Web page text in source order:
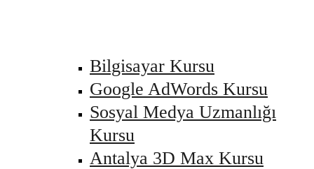
Bilgisayar Kursu
Google AdWords Kursu
Sosyal Medya Uzmanlığı
Kursu
Antalya 3D Max Kursu